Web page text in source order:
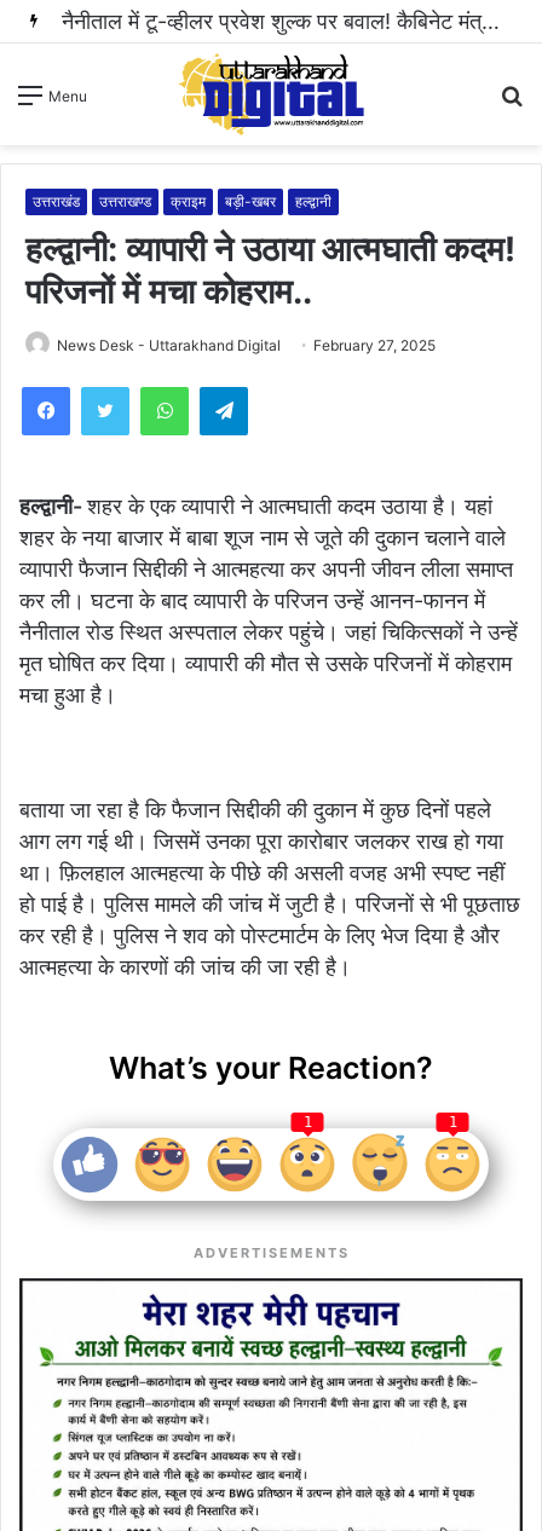
नैनीताल में टू-व्हीलर प्रवेश शुल्क पर बवाल! कैबिनेट मंत्री राम सिंह कैड़ा ने रुकवाई वसूली..
Menu
उत्तराखंड उत्तराखण्ड क्राइम बड़ी-खबर हल्द्वानी
हल्द्वानी: व्यापारी ने उठाया आत्मघाती कदम!
परिजनों में मचा कोहराम..
News Desk - Uttarakhand Digital February 27, 2025
WhatsAppTelegram
हल्द्वानी-शहर के एक व्यापारी ने आत्मघाती कदम उठाया है। यहां
शहर के नया बाजार में बाबा शूज नाम से जूते की दुकान चलाने वाले
व्यापारी फैजान सिद्दीकी ने आत्महत्या कर अपनी जीवन लीला समाप्त
कर ली। घटना के बाद व्यापारी के परिजन उन्हें आनन-फानन में
नैनीताल रोड स्थित अस्पताल लेकर पहुंचे। जहां चिकित्सकों ने उन्हें
मृत घोषित कर दिया। व्यापारी की मौत से उसके परिजनों में कोहराम
मचा हुआ है।
बताया जा रहा है कि फैजान सिद्दीकी की दुकान में कुछ दिनों पहले
आग लग गई थी। जिसमें उनका पूरा कारोबार जलकर राख हो गया
था। फ़िलहाल आत्महत्या के पीछे की असली वजह अभी स्पष्ट नहीं
हो पाई है। पुलिस मामले की जांच में जुटी है। परिजनों से भी पूछताछ
कर रही है। पुलिस ने शव को पोस्टमार्टम के लिए भेज दिया है और
आत्महत्या के कारणों की जांच की जा रही है।
What’s your Reaction?
1 1
ADVERTISEMENTS